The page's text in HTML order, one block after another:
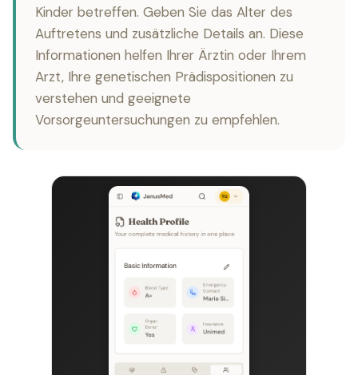
Kinder betreffen. Geben Sie das Alter des
Auftretens und zusätzliche Details an. Diese
Informationen helfen Ihrer Ärztin oder Ihrem
Arzt, Ihre genetischen Prädispositionen zu
verstehen und geeignete
Vorsorgeuntersuchungen zu empfehlen.